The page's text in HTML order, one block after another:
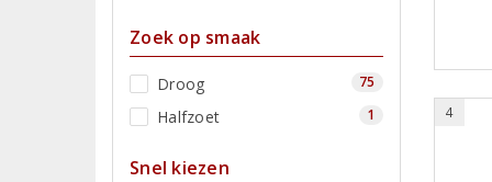
Zoek op smaak
Droog 75
Halfzoet 1
Snel kiezen
4